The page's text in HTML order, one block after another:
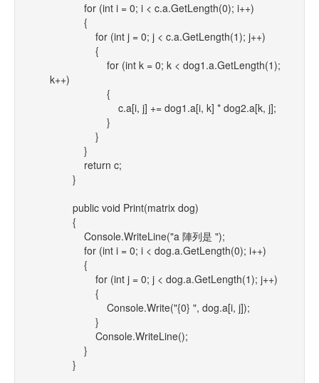
for (int i = 0; i < c.a.GetLength(0); i++)
{
for (int j = 0; j < c.a.GetLength(1); j++)
{
for (int k = 0; k < dog1.a.GetLength(1);
k++)
{
c.a[i, j] += dog1.a[i, k] * dog2.a[k, j];
}
}
}
return c;
}
public void Print(matrix dog)
{
Console.WriteLine("a 陣列是 ");
for (int i = 0; i < dog.a.GetLength(0); i++)
{
for (int j = 0; j < dog.a.GetLength(1); j++)
{
Console.Write("{0} ", dog.a[i, j]);
}
Console.WriteLine();
}
}